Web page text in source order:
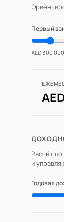
Первый
AED 300 000
Расчёт
и
Годовая